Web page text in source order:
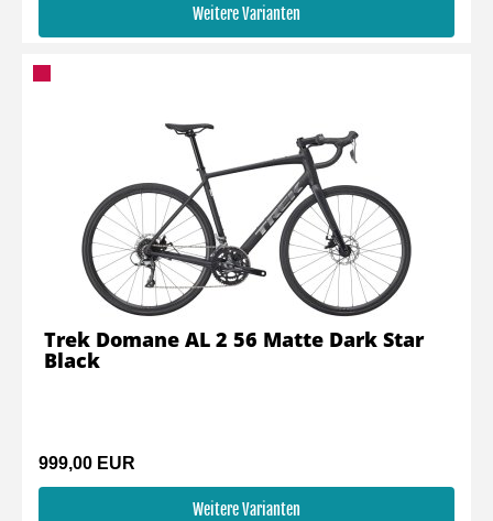
Weitere Varianten
999,00 EUR
Weitere Varianten
Trek Domane AL 2 56 Matte Dark Star
Black